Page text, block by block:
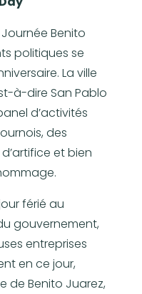
Journée Benito
politiques se
La ville
à-dire San Pablo
d’activités
des
et bien
férié au
gouvernement,
entreprises
en ce jour,
de Benito Juarez,